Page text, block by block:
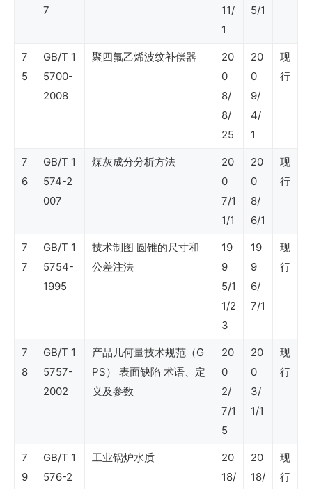
（效
察）
7
11/
1
5/1
7
5
GB/T 1
5700-
2008
聚四氟乙烯波纹补偿器
20
0
8/
8/
25
20
0
9/
4/
1
现
行
7
6
GB/T 1
574-2
007
煤灰成分分析方法
20
0
7/1
1/1
20
0
8/
6/1
现
行
7
7
GB/T 1
5754-
1995
技术制图 圆锥的尺寸和
公差注法
19
9
5/1
1/2
3
19
9
6/
7/1
现
行
7
8
GB/T 1
5757-
2002
产品几何量技术规范（G
PS） 表面缺陷 术语、定
义及参数
20
0
2/
7/1
5
20
0
3/
1/1
现
行
7
9
GB/T 1
576-2
工业锅炉水质
20
18/
20
18/
现
行